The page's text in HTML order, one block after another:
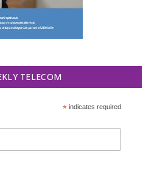
TELECOM
*indicates required